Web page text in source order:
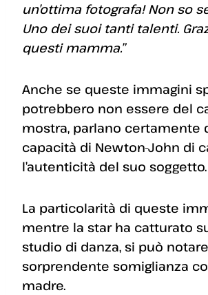
un’ottima fotografa! Non so
Uno dei suoi tanti talenti.
questi mamma.”
Anche se queste immagini
potrebbero non essere del
mostra, parlano certamente
capacità di Newton-John di
l’autenticità del suo soggetto.
La particolarità di queste
mentre la star ha catturato
studio di danza, si può
sorprendente somiglianza
madre.